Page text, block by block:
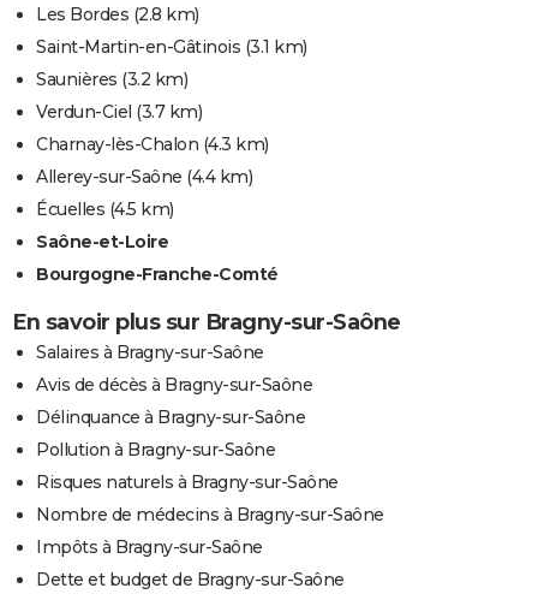
Les Bordes (2.8 km)
Saint-Martin-en-Gâtinois (3.1 km)
Saunières (3.2 km)
Verdun-Ciel (3.7 km)
Charnay-lès-Chalon (4.3 km)
Allerey-sur-Saône (4.4 km)
Écuelles (4.5 km)
Saône-et-Loire
Bourgogne-Franche-Comté
En savoir plus sur Bragny-sur-Saône
Salaires à Bragny-sur-Saône
Avis de décès à Bragny-sur-Saône
Délinquance à Bragny-sur-Saône
Pollution à Bragny-sur-Saône
Risques naturels à Bragny-sur-Saône
Nombre de médecins à Bragny-sur-Saône
Impôts à Bragny-sur-Saône
Dette et budget de Bragny-sur-Saône